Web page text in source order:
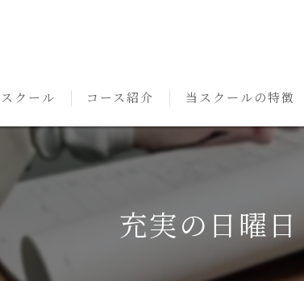
スクール
熊本本校の特徴
熊本みゆき校の特徴
代表挨拶
講師紹介
コース紹介
NARD JAPAN
アロマ・インストラクターコース
アロマ・セラピストコース
当スクールの特徴
資格
セルフメディケーション
ハンドマッサージ
充実の日曜日